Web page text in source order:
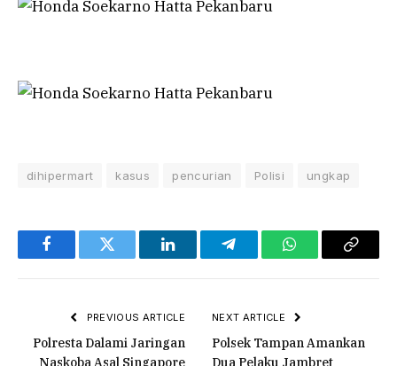
dihipermart kasus pencurian Polisi ungkap
FacebookTwitter LinkedInTelegramWhatsAppCopy
PREVIOUS ARTICLE
Polresta Dalami Jaringan
Naskoba Asal Singapore
NEXT ARTICLE
Polsek Tampan Amankan
Dua Pelaku Jambret